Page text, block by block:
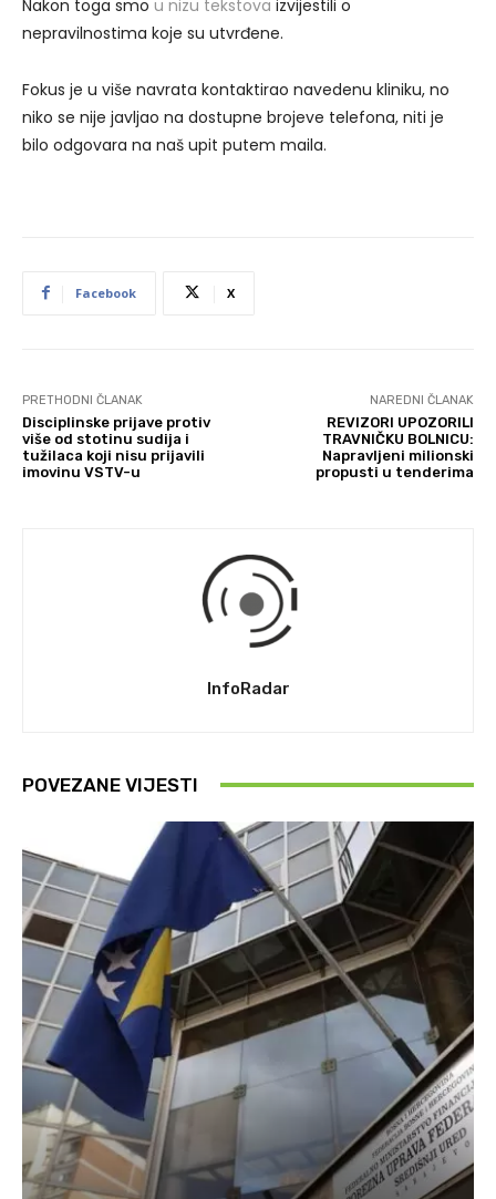
Nakon toga smo u nizu tekstova izvijestili o
nepravilnostima koje su utvrđene.
Fokus je u više navrata kontaktirao navedenu kliniku, no
niko se nije javljao na dostupne brojeve telefona, niti je
bilo odgovara na naš upit putem maila.
Facebook X
PRETHODNI ČLANAK
Disciplinske prijave protiv
više od stotinu sudija i
tužilaca koji nisu prijavili
imovinu VSTV-u
NAREDNI ČLANAK
REVIZORI UPOZORILI
TRAVNIČKU BOLNICU:
Napravljeni milionski
propusti u tenderima
InfoRadar
POVEZANE VIJESTI